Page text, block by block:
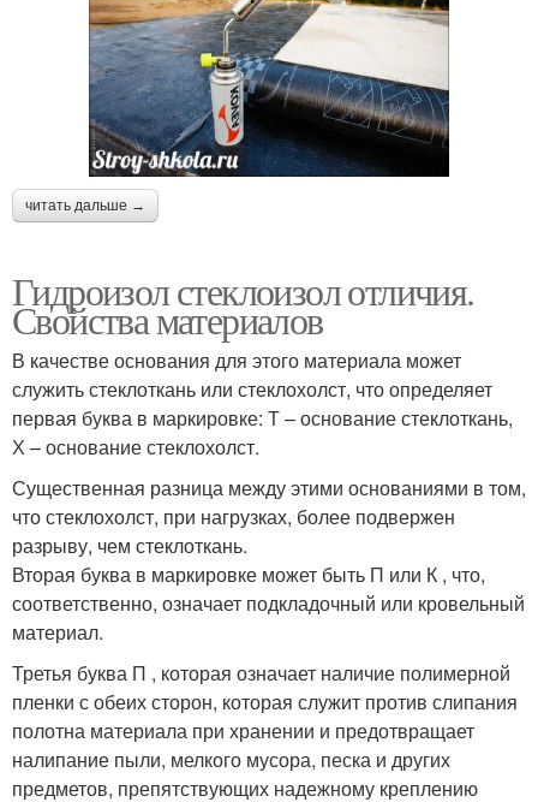
читать дальше →
Гидроизол стеклоизол отличия.
Свойства материалов
В качестве основания для этого материала может
служить стеклоткань или стеклохолст, что определяет
первая буква в маркировке: Т – основание стеклоткань,
Х – основание стеклохолст.
Существенная разница между этими основаниями в том,
что стеклохолст, при нагрузках, более подвержен
разрыву, чем стеклоткань.
Вторая буква в маркировке может быть П или К , что,
соответственно, означает подкладочный или кровельный
материал.
Третья буква П , которая означает наличие полимерной
пленки с обеих сторон, которая служит против слипания
полотна материала при хранении и предотвращает
налипание пыли, мелкого мусора, песка и других
предметов, препятствующих надежному креплению